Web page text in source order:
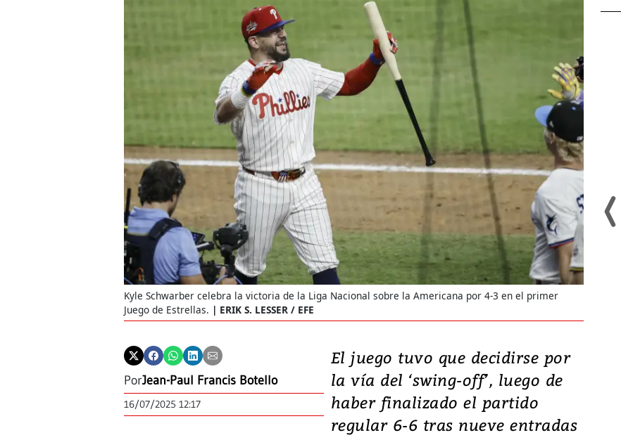
Kyle Schwarber celebra la victoria de la Liga Nacional sobre la Americana por 4-3 en el primer
Juego de Estrellas.
ERIK S. LESSER / EFE
PorJean-Paul Francis Botello
16/07/2025 12:17
El juego tuvo que decidirse por
la vía del ‘swing-off’, luego de
haber finalizado el partido
regular 6-6 tras nueve entradas
Video, Japón: Terremoto
deja heridos y graves
daños en Kumamoto
Un fuerte terremoto de magnitud
7,1 se registró este martes 28 de
julio en la prefectura de Kumamoto,
al sur de Japón, provocando una
emergencia de gran...